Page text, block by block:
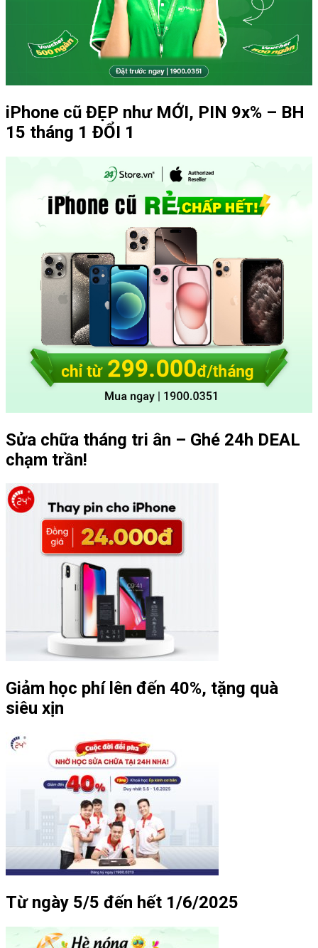
iPhone cũ ĐẸP như MỚI, PIN 9x% – BH
15 tháng 1 ĐỔI 1
Sửa chữa tháng tri ân – Ghé 24h DEAL
chạm trần!
Giảm học phí lên đến 40%, tặng quà
siêu xịn
Từ ngày 5/5 đến hết 1/6/2025